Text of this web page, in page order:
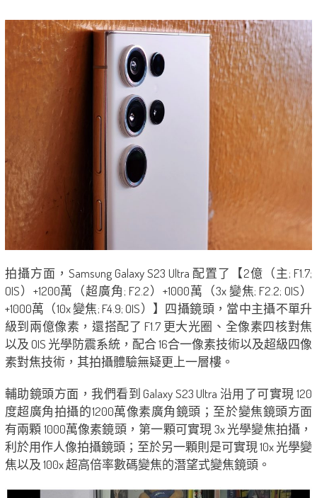
拍攝方面，Samsung Galaxy S23 Ultra 配置了【2億（主; F1.7;
OIS）+1200萬（超廣角; F2.2）+1000萬（3x 變焦; F2.2; OIS）
+1000萬（10x 變焦; F4.9; OIS）】四攝鏡頭，當中主攝不單升
級到兩億像素，還搭配了 F1.7 更大光圈、全像素四核對焦
以及 OIS 光學防震系統，配合 16合一像素技術以及超級四像
素對焦技術，其拍攝體驗無疑更上一層樓。
輔助鏡頭方面，我們看到 Galaxy S23 Ultra 沿用了可實現 120
度超廣角拍攝的1200萬像素廣角鏡頭；至於變焦鏡頭方面
有兩顆 1000萬像素鏡頭，第一顆可實現 3x 光學變焦拍攝，
利於用作人像拍攝鏡頭；至於另一顆則是可實現 10x 光學變
焦以及 100x 超高倍率數碼變焦的潛望式變焦鏡頭。